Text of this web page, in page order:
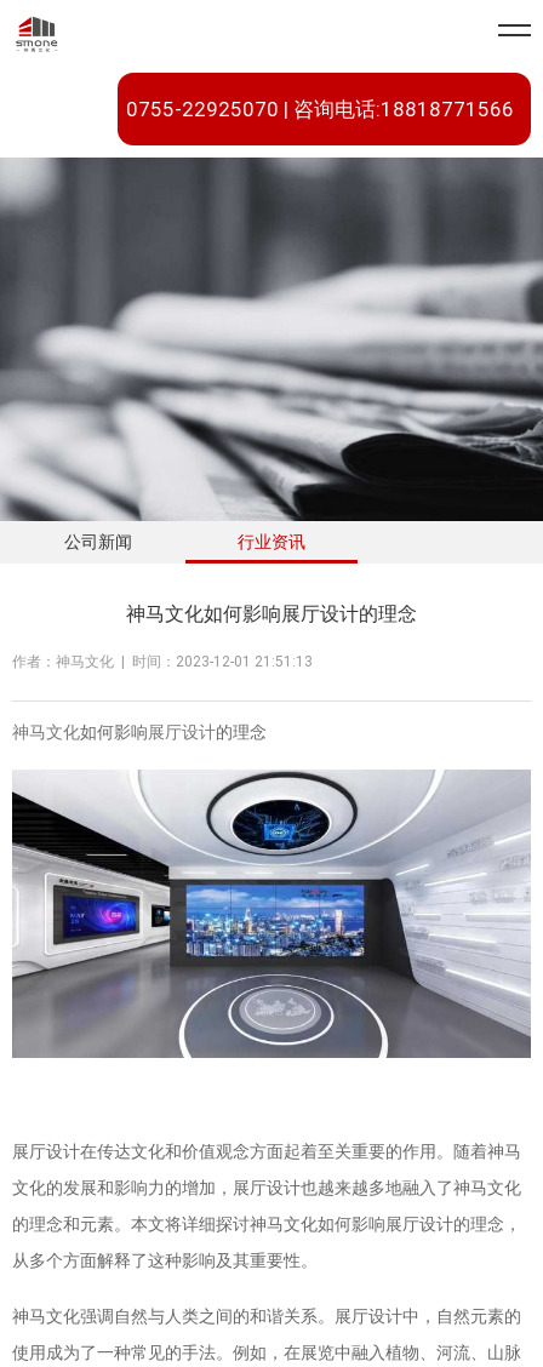
0755-22925070 | 咨询电话:18818771566
公司新闻 行业资讯
神马文化如何影响展厅设计的理念
作者：神马文化 | 时间：2023-12-01 21:51:13
神马文化如何影响展厅设计的理念
展厅设计在传达文化和价值观念方面起着至关重要的作用。随着神马
文化的发展和影响力的增加，展厅设计也越来越多地融入了神马文化
的理念和元素。本文将详细探讨神马文化如何影响展厅设计的理念，
从多个方面解释了这种影响及其重要性。
神马文化强调自然与人类之间的和谐关系。展厅设计中，自然元素的
使用成为了一种常见的手法。例如，在展览中融入植物、河流、山脉